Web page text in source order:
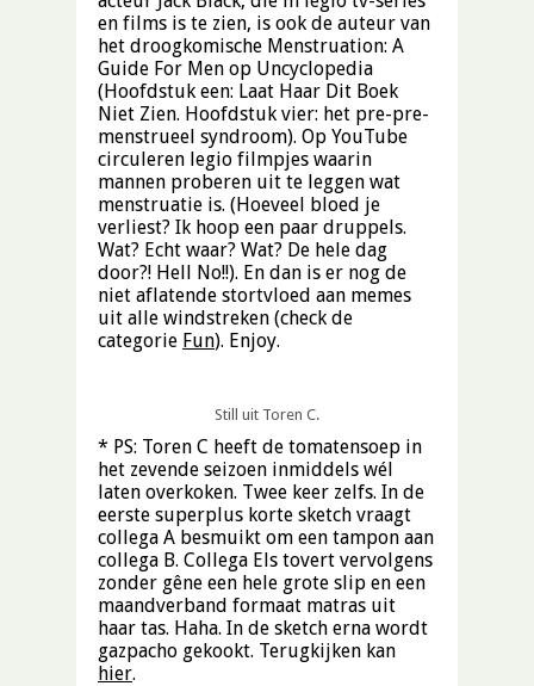
en films is te zien, is ook de auteur van
het droogkomische Menstruation: A
Guide For Men op Uncyclopedia
(Hoofdstuk een: Laat Haar Dit Boek
Niet Zien. Hoofdstuk vier: het pre-pre-
menstrueel syndroom). Op YouTube
circuleren legio filmpjes waarin
mannen proberen uit te leggen wat
menstruatie is. (Hoeveel bloed je
verliest? Ik hoop een paar druppels.
Wat? Echt waar? Wat? De hele dag
door?! Hell No!!). En dan is er nog de
niet aflatende stortvloed aan memes
uit alle windstreken (check de
categorie Fun). Enjoy.
Still uit Toren C.
* PS: Toren C heeft de tomatensoep in
het zevende seizoen inmiddels wél
laten overkoken. Twee keer zelfs. In de
eerste superplus korte sketch vraagt
collega A besmuikt om een tampon aan
collega B. Collega Els tovert vervolgens
zonder gêne een hele grote slip en een
maandverband formaat matras uit
haar tas. Haha. In de sketch erna wordt
gazpacho gekookt. Terugkijken kan
hier.